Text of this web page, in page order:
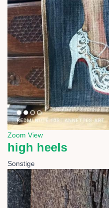
Zoom View
high heels
Sonstige